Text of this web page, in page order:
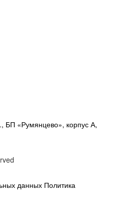
БП «Румянцево», корпус А,
данных Политика